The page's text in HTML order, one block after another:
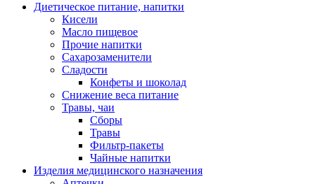
Диетическое питание, напитки
Кисели
Масло пищевое
Прочие напитки
Сахарозаменители
Сладости
Конфеты и шоколад
Снижение веса питание
Травы, чаи
Сборы
Травы
Фильтр-пакеты
Чайные напитки
Изделия медицинского назначения